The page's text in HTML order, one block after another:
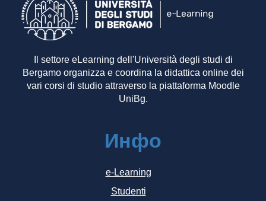
Il settore eLearning dell'Università degli studi di
Bergamo organizza e coordina la didattica online dei
vari corsi di studio attraverso la piattaforma Moodle
UniBg.
Инфо
e-Learning
Studenti